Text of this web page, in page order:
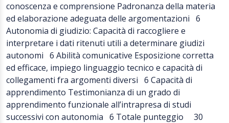
conoscenza e comprensione Padronanza della materia
ed elaborazione adeguata delle argomentazioni 6
Autonomia di giudizio: Capacità di raccogliere e
interpretare i dati ritenuti utili a determinare giudizi
autonomi 6 Abilità comunicative Esposizione corretta
ed efficace, impiego linguaggio tecnico e capacità di
collegamenti fra argomenti diversi 6 Capacità di
apprendimento Testimonianza di un grado di
apprendimento funzionale all’intrapresa di studi
successivi con autonomia 6 Totale punteggio 30